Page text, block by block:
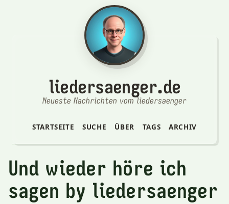
liedersaenger.de
Neueste Nachrichten vom liedersaenger
STARTSEITE SUCHE ÜBER TAGS ARCHIV
Und wieder höre ich
sagen by liedersaenger